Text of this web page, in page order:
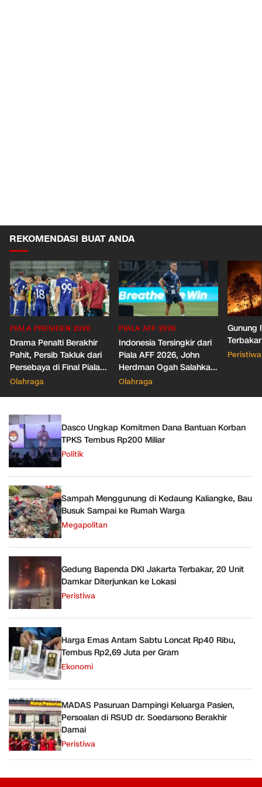
REKOMENDASI BUAT ANDA
PIALA PRESIDEN 2026
Drama Penalti Berakhir
Pahit, Persib Takluk dari
Persebaya di Final Piala
Presiden 2026
Olahraga
PIALA AFF 2026
Indonesia Tersingkir dari
Piala AFF 2026, John
Herdman Ogah Salahkan
Wasit
Olahraga
Gunung
Terbakar
Peristiwa
Dasco Ungkap Komitmen Dana Bantuan Korban
TPKS Tembus Rp200 Miliar
Politik
Sampah Menggunung di Kedaung Kaliangke, Bau
Busuk Sampai ke Rumah Warga
Megapolitan
Gedung Bapenda DKI Jakarta Terbakar, 20 Unit
Damkar Diterjunkan ke Lokasi
Peristiwa
Harga Emas Antam Sabtu Loncat Rp40 Ribu,
Tembus Rp2,69 Juta per Gram
Ekonomi
MADAS Pasuruan Dampingi Keluarga Pasien,
Persoalan di RSUD dr. Soedarsono Berakhir
Damai
Peristiwa